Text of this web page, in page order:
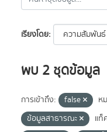
เรียงโดย
พบ 2 ชุดข้อมูล
การเข้าถึง: false
ห
ข้อมูลสาธารณะ
แท็